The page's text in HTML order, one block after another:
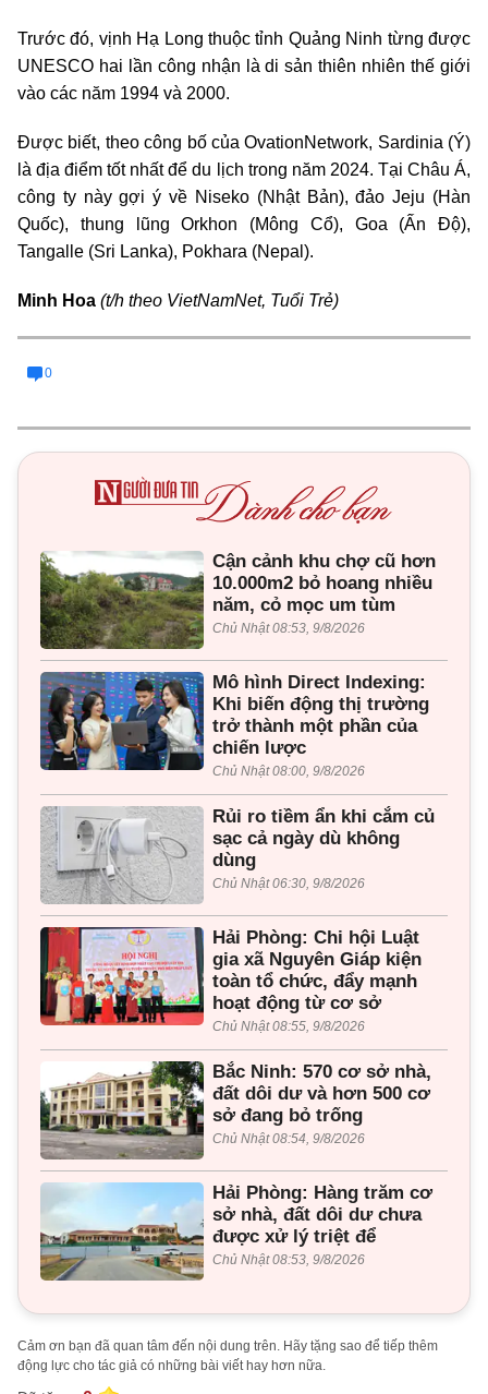
Trước đó, vịnh Hạ Long thuộc tỉnh Quảng Ninh từng được
UNESCO hai lần công nhận là di sản thiên nhiên thế giới
vào các năm 1994 và 2000.
Được biết, theo công bố của OvationNetwork, Sardinia (Ý)
là địa điểm tốt nhất để du lịch trong năm 2024. Tại Châu Á,
công ty này gợi ý về Niseko (Nhật Bản), đảo Jeju (Hàn
Quốc), thung lũng Orkhon (Mông Cổ), Goa (Ấn Độ),
Tangalle (Sri Lanka), Pokhara (Nepal).
Minh Hoa (t/h theo VietNamNet, Tuổi Trẻ)
0
Cận cảnh khu chợ cũ hơn
10.000m2 bỏ hoang nhiều
năm, cỏ mọc um tùm
Chủ Nhật 08:53, 9/8/2026
Mô hình Direct Indexing:
Khi biến động thị trường
trở thành một phần của
chiến lược
Chủ Nhật 08:00, 9/8/2026
Rủi ro tiềm ẩn khi cắm củ
sạc cả ngày dù không
dùng
Chủ Nhật 06:30, 9/8/2026
Hải Phòng: Chi hội Luật
gia xã Nguyên Giáp kiện
toàn tổ chức, đẩy mạnh
hoạt động từ cơ sở
Chủ Nhật 08:55, 9/8/2026
Bắc Ninh: 570 cơ sở nhà,
đất dôi dư và hơn 500 cơ
sở đang bỏ trống
Chủ Nhật 08:54, 9/8/2026
Hải Phòng: Hàng trăm cơ
sở nhà, đất dôi dư chưa
được xử lý triệt để
Chủ Nhật 08:53, 9/8/2026
Cảm ơn bạn đã quan tâm đến nội dung trên. Hãy tặng sao để tiếp thêm
động lực cho tác giả có những bài viết hay hơn nữa.